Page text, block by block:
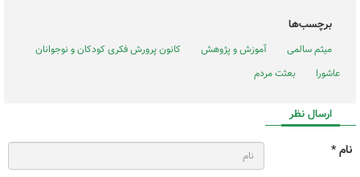
برچسب‌ها
میثم سالمی آموزش و پژوهش
کانون پرورش فکری کودکان و نوجوانان
عاشورا
بعثت مردم
ارسال نظر
نام *